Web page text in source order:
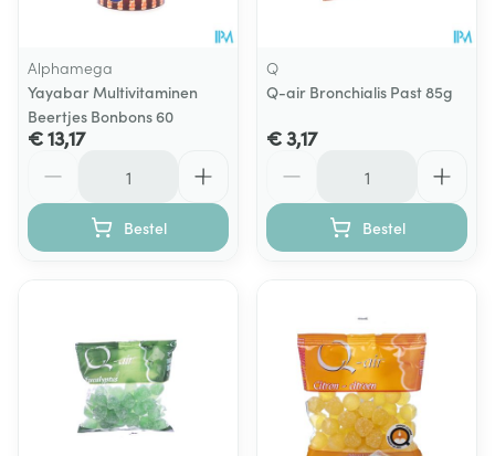
Alphamega
Yayabar Multivitaminen
Beertjes Bonbons 60
€ 13,17
Bestel
Q
Q-air Bronchialis Past 85g
€ 3,17
Bestel